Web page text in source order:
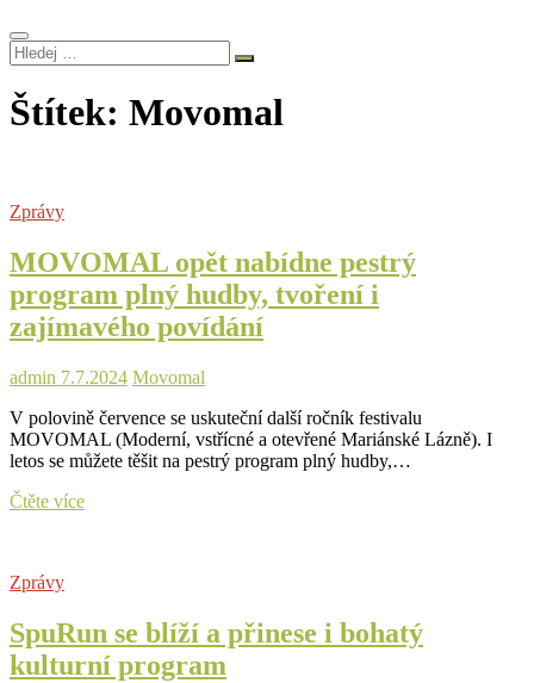
Hledej
…
Štítek: Movomal
Zprávy
MOVOMAL opět nabídne pestrý
program plný hudby, tvoření i
zajímavého povídání
admin 7.7.2024 Movomal
V polovině července se uskuteční další ročník festivalu
MOVOMAL (Moderní, vstřícné a otevřené Mariánské Lázně). I
letos se můžete těšit na pestrý program plný hudby,…
Čtěte víceMOVOMAL
hudby,
tvoření
i
Zprávy
SpuRun se blíží a přinese i bohatý
kulturní program